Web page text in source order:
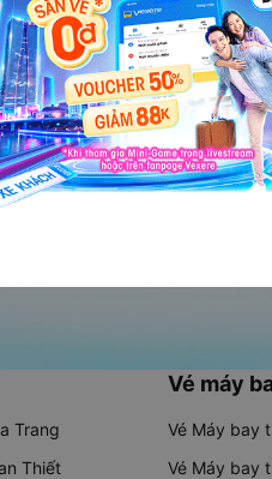
Ứng dụng
người dùng
chóng và
Tải ứng
Trang
Thiết
Vé máy
Vé Máy bay
Vé Máy bay